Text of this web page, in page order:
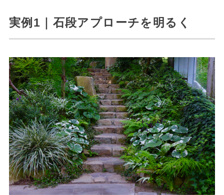
実例1｜石段アプローチを明るく